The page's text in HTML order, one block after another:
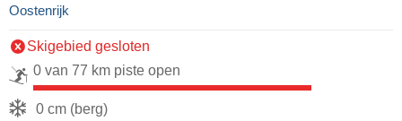
Oostenrijk
Skigebied gesloten
0 van 77 km piste open
0 cm (berg)